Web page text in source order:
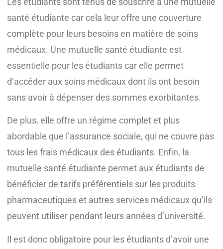
santé étudiante car cela leur offre une couverture
complète pour leurs besoins en matière de soins
médicaux. Une mutuelle santé étudiante est
essentielle pour les étudiants car elle permet
d’accéder aux soins médicaux dont ils ont besoin
sans avoir à dépenser des sommes exorbitantes.
De plus, elle offre un régime complet et plus
abordable que l’assurance s​ociale, qui ne couvre pas
tous les frais médicaux des étudiants. Enfin, la
mutuelle santé étudiante permet aux étudiants de
bénéficier de tarifs préférentiels sur les produits
pharmaceutiques et autres services médicaux qu’ils
peuvent utiliser pendant leurs années d’université.
Il est donc obligatoire pour les étudiants d’avoir une